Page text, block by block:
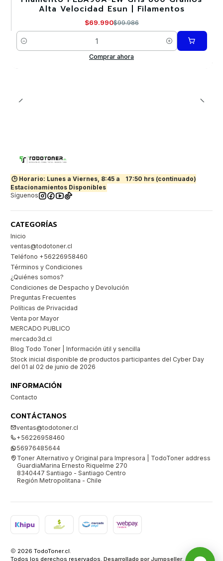
Alta Velocidad Esun | Filamentos
$69.990$99.986
Cantidad
Comprar ahora
🕒 Horario: Lunes a Viernes, 8:45 a
17:50 hrs (continuado)
Estacionamientos Disponibles
Síguenos
CATEGORÍAS
Inicio
ventas@todotoner.cl
Teléfono +56226958460
Términos y Condiciones
¿Quiénes somos?
Condiciones de Despacho y Devolución
Preguntas Frecuentes
Políticas de Privacidad
Venta por Mayor
MERCADO PUBLICO
mercado3d.cl
Blog Todo Toner | Información útil y sencilla
Stock inicial disponible de productos participantes del Cyber Day
del 01 al 02 de junio de 2026
INFORMACIÓN
Contacto
CONTÁCTANOS
ventas@todotoner.cl
+56226958460
56976485644
Toner Alternativo y Original para Impresora | TodoToner address
GuardiaMarina Ernesto Riquelme 270
8340447 Santiago - Santiago Centro
Región Metropolitana - Chile
2026 TodoToner.cl.
Todos los derechos reservados. Desarrollado por Jumpseller.